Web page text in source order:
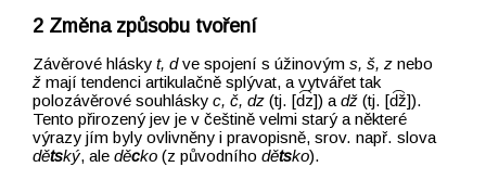
Změna způsobu tvoření
Závěrové hláskyt, dve spojení s úžinovýms, š, z nebo
ž mají tendenci artikulačně splývat, a vytvářet tak
polozávěrové souhláskyc, č, dz(tj. [d͡z]) adž (tj. [d͡ž]).
Tento přirozený jev je v češtině velmi starý a některé
výrazy jím byly ovlivněny i pravopisně, srov. např. slova
dětský, aleděcko (z původníhodětsko).